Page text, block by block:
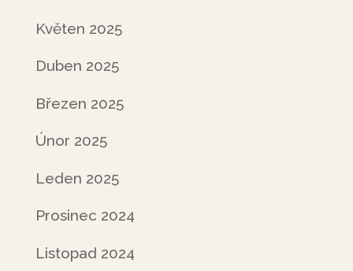
Květen 2025
Duben 2025
Březen 2025
Únor 2025
Leden 2025
Prosinec 2024
Listopad 2024